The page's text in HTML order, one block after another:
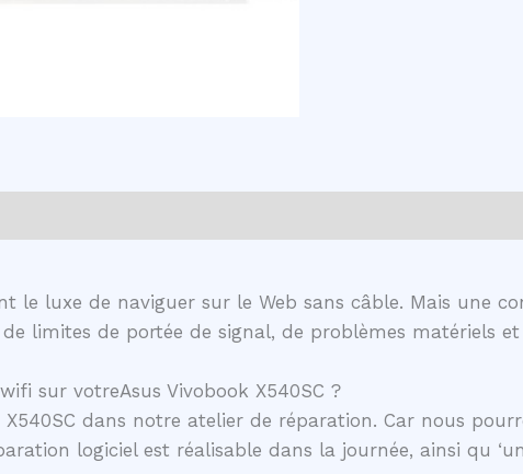
le luxe de naviguer sur le Web sans câble. Mais une
limites de portée de signal, de problèmes matériels et
sur votreAsus Vivobook X540SC ?
dans notre atelier de réparation. Car nous
logiciel est réalisable dans la journée, ainsi qu